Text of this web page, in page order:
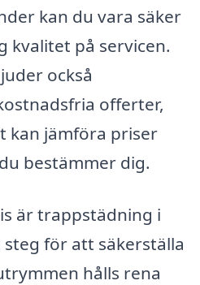
kan du vara säker
kvalitet på servicen.
också
offerter,
kan jämföra priser
bestämmer dig.
är trappstädning i
för att säkerställa
hålls rena